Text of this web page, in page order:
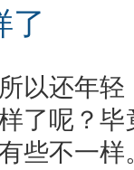
所以还年
了呢？毕
些不一样